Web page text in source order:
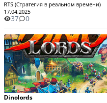
RTS (Стратегия в реальном времени)
17.04.2025
37 0
Dinolords